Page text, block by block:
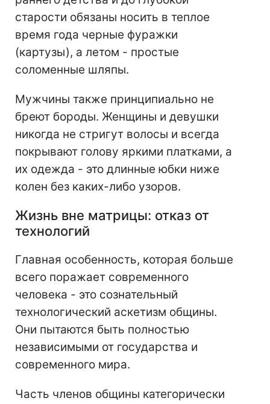
старости обязаны носить в теплое
время года черные фуражки
(картузы), а летом - простые
соломенные шляпы.
Мужчины также принципиально не
бреют бороды. Женщины и девушки
никогда не стригут волосы и всегда
покрывают голову яркими платками, а
их одежда - это длинные юбки ниже
колен без каких-либо узоров.
Жизнь вне матрицы: отказ от
технологий
Главная особенность, которая больше
всего поражает современного
человека - это сознательный
технологический аскетизм общины.
Они пытаются быть полностью
независимыми от государства и
современного мира.
Часть членов общины категорически